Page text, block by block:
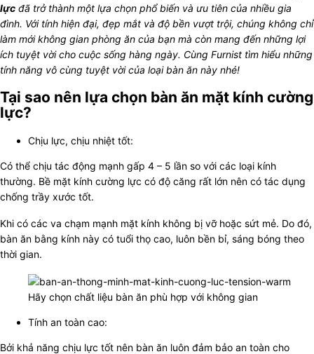
lực đã trở thành một lựa chọn phổ biến và ưu tiên của nhiều gia
đình. Với tính hiện đại, đẹp mắt và độ bền vượt trội, chúng không chỉ
làm mới không gian phòng ăn của bạn mà còn mang đến những lợi
ích tuyệt vời cho cuộc sống hàng ngày. Cùng Furnist tìm hiểu những
tính năng vô cùng tuyệt vời của loại bàn ăn này nhé!
Tại sao nên lựa chọn bàn ăn mặt kính cường
lực?
Chịu lực, chịu nhiệt tốt:
Có thể chịu tác động mạnh gấp 4 – 5 lần so với các loại kính
thường. Bề mặt kính cường lực có độ căng rất lớn nên có tác dụng
chống trầy xước tốt.
Khi có các va chạm mạnh mặt kính không bị vỡ hoặc sứt mẻ. Do đó,
bàn ăn bằng kính này có tuổi thọ cao, luôn bền bỉ, sáng bóng theo
thời gian.
Hãy chọn chất liệu bàn ăn phù hợp với không gian
Tính an toàn cao:
Bởi khả năng chịu lực tốt nên bàn ăn luôn đảm bảo an toàn cho